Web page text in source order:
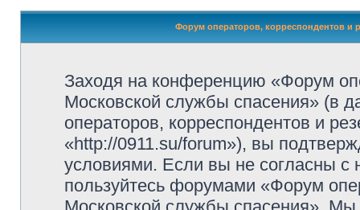
Форум операторов, корреспондентов и
Заходя на конференцию «Форум
Московской службы спасения» (в
операторов, корреспондентов и
«http://0911.su/forum»), вы
условиями. Если вы не согласны с
пользуйтесь форумами «Форум